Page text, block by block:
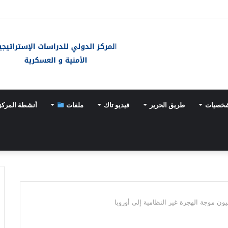
طريق الحرير فيديو تاك ملفات أنشطة
موجة الهجرة غير النظامية إلى أوروبا